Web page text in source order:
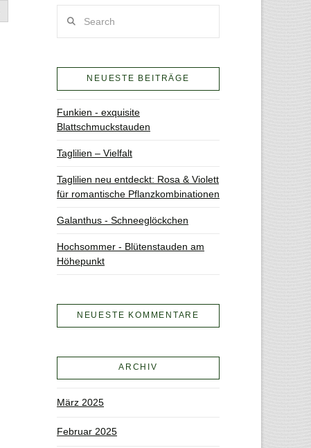
NEUESTE BEITRÄGE
Funkien - exquisite
Blattschmuckstauden
Taglilien – Vielfalt
Taglilien neu entdeckt: Rosa & Violett
für romantische Pflanzkombinationen
Galanthus - Schneeglöckchen
Hochsommer - Blütenstauden am
Höhepunkt
NEUESTE KOMMENTARE
ARCHIV
März 2025
Februar 2025